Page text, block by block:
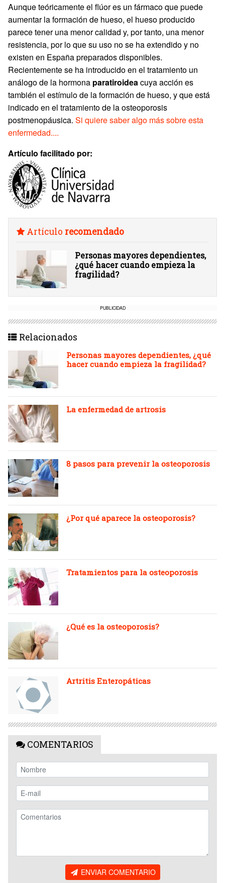
Aunque teóricamente el flúor es un fármaco que puede
aumentar la formación de hueso, el hueso producido
parece tener una menor calidad y, por tanto, una menor
resistencia, por lo que su uso no se ha extendido y no
existen en España preparados disponibles.
Recientemente se ha introducido en el tratamiento un
análogo de la hormona paratiroideacuya acción es
también el estímulo de la formación de hueso, y que está
indicado en el tratamiento de la osteoporosis
postmenopáusica. Si quiere saber algo más sobre esta
enfermedad....
Artículo facilitado por:
Artículo recomendado
Personas mayores dependientes,
¿qué hacer cuando empieza la
fragilidad?
PUBLICIDAD
Relacionados
Personas mayores dependientes, ¿qué
hacer cuando empieza la fragilidad?
La enfermedad de artrosis
8 pasos para prevenir la osteoporosis
¿Por qué aparece la osteoporosis?
Tratamientos para la osteoporosis
¿Qué es la osteoporosis?
Artritis Enteropáticas
COMENTARIOS
ENVIAR COMENTARIO